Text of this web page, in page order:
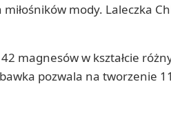
mody. Laleczka
magnesów w kształcie
pozwala na tworzenie